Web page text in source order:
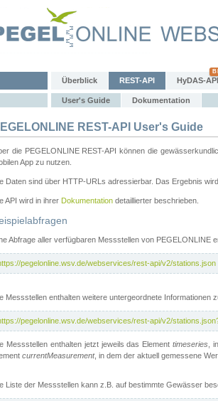
Überblick REST-API HyDAS-API
User's Guide Dokumentation
REST-API User's Guide
die PEGELONLINE REST-API können die
App zu nutzen.
Daten sind über HTTP-URLs adressierbar. Das Ergebnis
API wird in ihrer Dokumentation detaillierter beschrieben.
Abfrage aller verfügbaren Messstellen von PEGELONLINE
pegelonline.wsv.de/webservices/rest-api/v2/stations.json
Messstellen enthalten weitere untergeordnete
pegelonline.wsv.de/webservices/rest-api/v2/
Messstellen enthalten jetzt jeweils das Elementtimeseries ,
currentMeasurement, in dem der aktuell gemessene
Liste der Messstellen kann z.B. auf bestimmte Gewässer